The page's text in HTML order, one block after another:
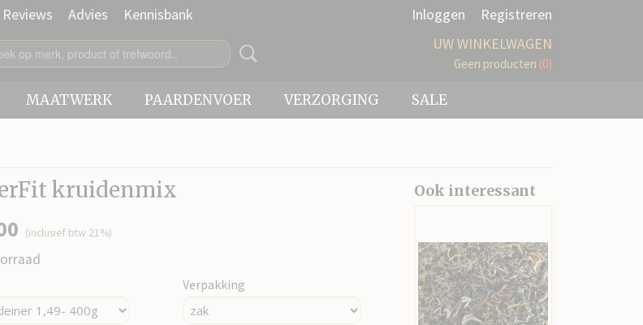
Reviews Advies Kennisbank Inloggen
Registreren
UW WINKELWAGEN
Geen producten (0)
MAATWERK PAARDENVOER VERZORGING SALE
kruidenmix
(inclusief btw 21%)
Verpakking
Ook interessant